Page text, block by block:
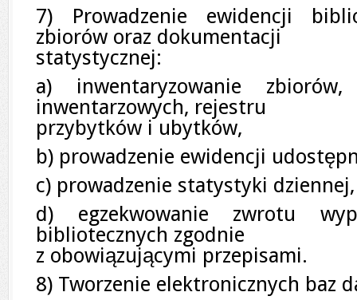
7) Prowadzenie ewidencji
zbiorów oraz dokumentacji
statystycznej:
a) inwentaryzowanie
inwentarzowych, rejestru
przybytków i ubytków,
b) prowadzenie ewidencji
c) prowadzenie statystyki
d) egzekwowanie zwrotu
bibliotecznych zgodnie
z obowiązującymi przepisami.
8) Tworzenie elektronicznych baz